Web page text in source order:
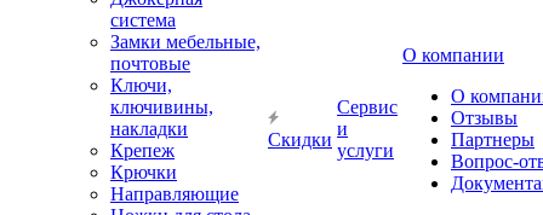
система
Замки мебельные,
почтовые
Ключи,
ключивины,
накладки
Крепеж
Крючки
Направляющие
Скидки
Сервис
и
услуги
О компании
О
Отзывы
Партнеры
Вопрос-